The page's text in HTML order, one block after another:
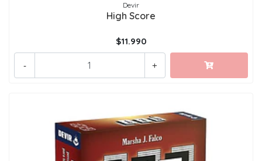
Devir
High Score
$11.990
+
-